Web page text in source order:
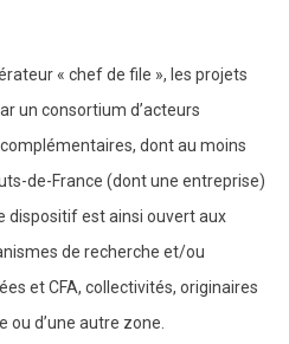
« chef de file », les projets
un consortium d’acteurs
dont au moins
de-France (dont une entreprise)
dispositif est ainsi ouvert aux
de recherche et/ou
et CFA, collectivités, originaires
ou d’une autre zone.